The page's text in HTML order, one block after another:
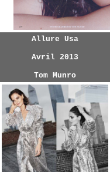
Allure Usa
Avril 2013
Tom Munro